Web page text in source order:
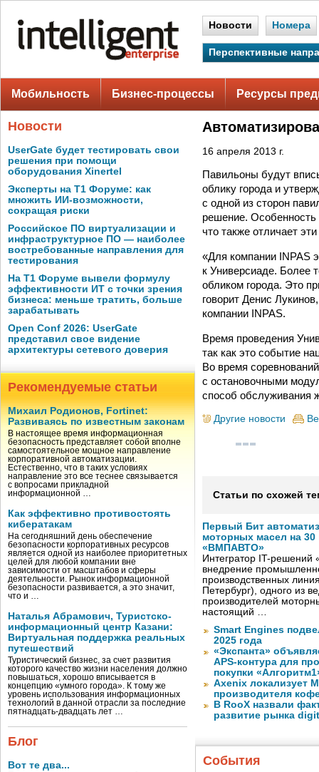
Новости Номера
Перспективные
Мобильность Бизнес-процессы Ресурсы
Новости
UserGate будет тестировать свои
решения при помощи
оборудования Xinertel
Эксперты на Т1 Форуме: как
множить ИИ-возможности,
сокращая риски
Российское ПО виртуализации и
инфраструктурное ПО — наиболее
востребованные направления для
тестирования
На Т1 Форуме вывели формулу
эффективности ИТ с точки зрения
бизнеса: меньше тратить, больше
зарабатывать
Open Conf 2026: UserGate
представил свое видение
архитектуры сетевого доверия
Рекомендуемые статьи
Михаил Родионов, Fortinet:
Развиваясь по известным законам
В настоящее время информационная
безопасность представляет собой вполне
самостоятельное мощное направление
корпоративной автоматизации.
Естественно, что в таких условиях
направление это все теснее связывается
с вопросами прикладной
информационной …
Как эффективно противостоять
кибератакам
На сегодняшний день обеспечение
безопасности корпоративных ресурсов
является одной из наиболее приоритетных
целей для любой компании вне
зависимости от масштабов и сферы
деятельности. Рынок информационной
безопасности развивается, а это значит,
что и …
Наталья Абрамович, Туристско-
информационный центр Казани:
Виртуальная поддержка реальных
путешествий
Туристический бизнес, за счет развития
которого качество жизни населения должно
повышаться, хорошо вписывается в
концепцию «умного города». К тому же
уровень использования информационных
технологий в данной отрасли за последние
пятнадцать-двадцать лет …
Блог
Вот те два...
16 апреля 2013 г.
Павильоны будут
облику города и
с одной из сторон
решение.
что также отличает
«Для компании INPAS
к Универсиаде. Более
обликом города. Это
говорит Денис
компании INPAS.
Время проведения
так как это событие
Во время
с остановочными
способ обслуживания
Другие новости
Статьи по схожей
Первый Бит
моторных масел на
«ВМПАВТО»
Интегратор IT-
внедрение
производственных
Петербург), одного из
производителей
настоящий …
Smart Engines
2025 года
«Экспанта»
APS-контура для
покупки
Axenix локализует
производителя
В RooX назвали
развитие рынка
События